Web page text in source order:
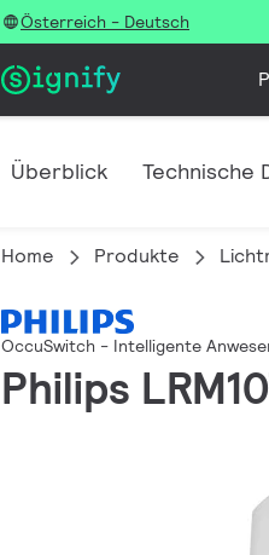
Österreich - Deutsch
Überblick Technische
Home Produkte
OccuSwitch - Intelligente
Philips